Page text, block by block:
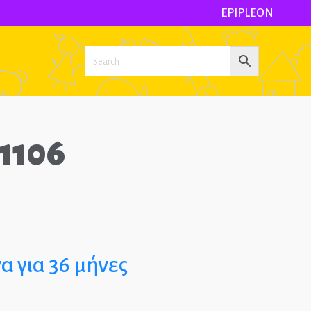
EPIPLEON
για 36 μήνες